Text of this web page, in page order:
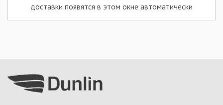
доставки появятся в этом окне автоматически